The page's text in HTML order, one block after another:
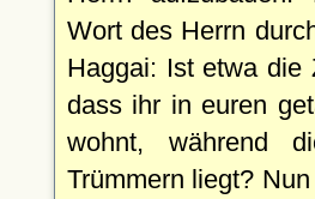
Wort des Herrn
Haggai: Ist etwa die
dass ihr in euren
wohnt, während
Trümmern liegt?